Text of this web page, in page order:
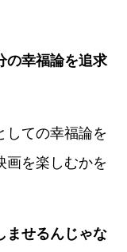
幸福論を追求
しての幸福論を
画を楽しむかを
せるんじゃな